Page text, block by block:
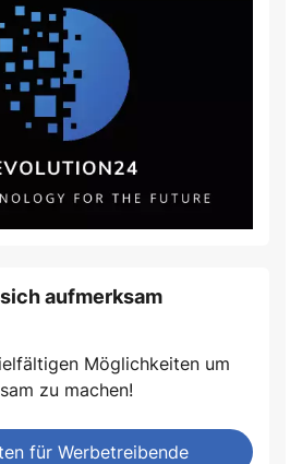
aufmerksam
Möglichkeiten um
zu machen!
für Werbetreibende